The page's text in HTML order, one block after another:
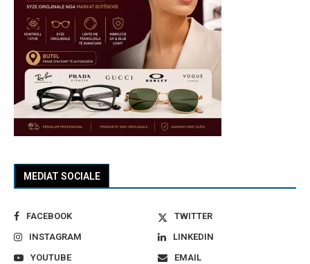
MEDIAT SOCIALE
FACEBOOK
TWITTER
INSTAGRAM
LINKEDIN
YOUTUBE
EMAIL